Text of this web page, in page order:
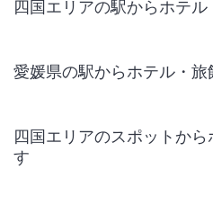
四国エリアの駅からホテ
愛媛県の駅からホテル・旅
四国エリアのスポットか
す